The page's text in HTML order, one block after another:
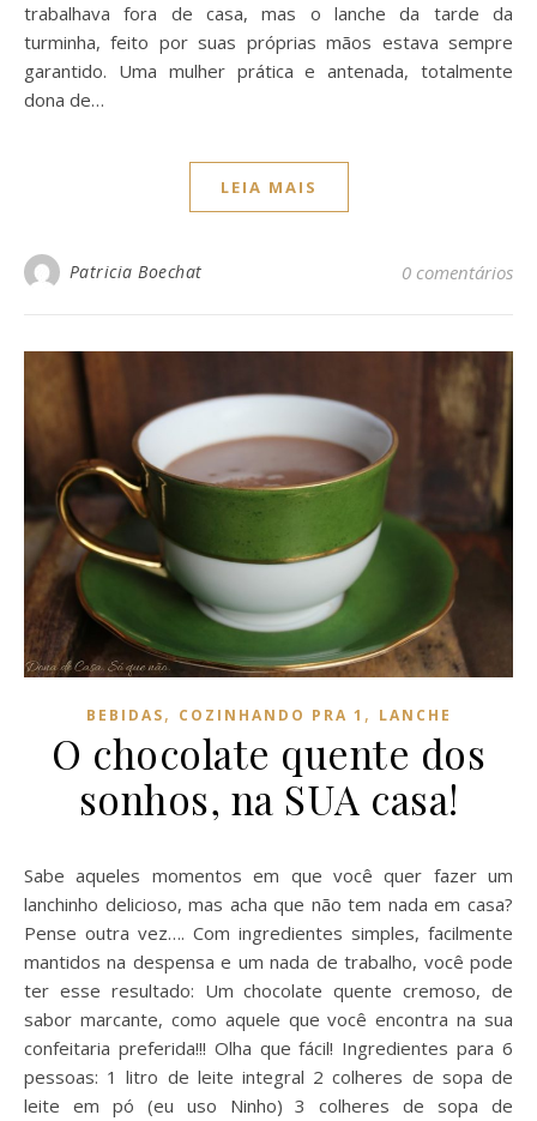
trabalhava fora de casa, mas o lanche da tarde da
turminha, feito por suas próprias mãos estava sempre
garantido. Uma mulher prática e antenada, totalmente
dona de…
LEIA MAIS
Patricia Boechat 0 comentários
BEBIDAS, COZINHANDO PRA 1 , LANCHE
O chocolate quente dos
sonhos, na SUA casa!
Sabe aqueles momentos em que você quer fazer um
lanchinho delicioso, mas acha que não tem nada em casa?
Pense outra vez…. Com ingredientes simples, facilmente
mantidos na despensa e um nada de trabalho, você pode
ter esse resultado: Um chocolate quente cremoso, de
sabor marcante, como aquele que você encontra na sua
confeitaria preferida!!! Olha que fácil! Ingredientes para 6
pessoas: 1 litro de leite integral 2 colheres de sopa de
leite em pó (eu uso Ninho) 3 colheres de sopa de